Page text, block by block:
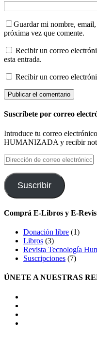
Guardar mi nombre,
próxima vez que comente.
Recibir un correo
esta entrada.
Recibir un correo
Suscríbete por correo
Introduce tu correo
HUMANIZADA y recibir
Dirección
de
correo
electrónico
Suscribir
Comprá E-Libros y E-
Donación libre (1)
Libros (3)
Revista Tecnología
Suscripciones (7)
ÚNETE A NUESTRAS